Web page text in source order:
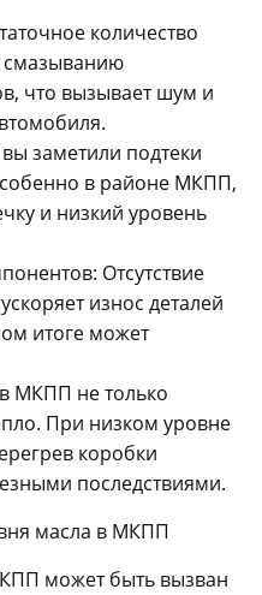
количество
смазыванию
что вызывает шум и
заметили подтеки
в районе МКПП,
и низкий уровень
Отсутствие
износ деталей
итоге может
МКПП не только
При низком уровне
коробки
последствиями.
масла в МКПП
может быть вызван